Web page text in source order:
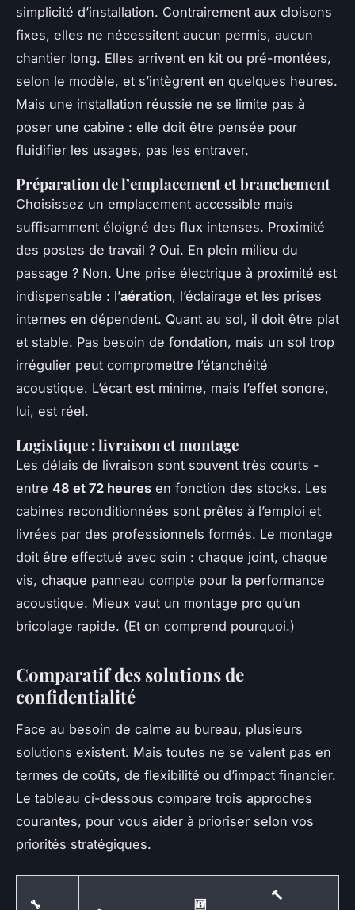
simplicité d’installation. Contrairement aux cloisons
fixes, elles ne nécessitent aucun permis, aucun
chantier long. Elles arrivent en kit ou pré-montées,
selon le modèle, et s’intègrent en quelques heures.
Mais une installation réussie ne se limite pas à
poser une cabine : elle doit être pensée pour
fluidifier les usages, pas les entraver.
Préparation de l’emplacement et branchement
Choisissez un emplacement accessible mais
suffisamment éloigné des flux intenses. Proximité
des postes de travail ? Oui. En plein milieu du
passage ? Non. Une prise électrique à proximité est
indispensable : l’aération, l’éclairage et les prises
internes en dépendent. Quant au sol, il doit être plat
et stable. Pas besoin de fondation, mais un sol trop
irrégulier peut compromettre l’étanchéité
acoustique. L’écart est minime, mais l’effet sonore,
lui, est réel.
Logistique : livraison et montage
Les délais de livraison sont souvent très courts -
entre 48 et 72 heures en fonction des stocks. Les
cabines reconditionnées sont prêtes à l’emploi et
livrées par des professionnels formés. Le montage
doit être effectué avec soin : chaque joint, chaque
vis, chaque panneau compte pour la performance
acoustique. Mieux vaut un montage pro qu’un
bricolage rapide. (Et on comprend pourquoi.)
Comparatif des solutions de
confidentialité
Face au besoin de calme au bureau, plusieurs
solutions existent. Mais toutes ne se valent pas en
termes de coûts, de flexibilité ou d’impact financier.
Le tableau ci-dessous compare trois approches
courantes, pour vous aider à prioriser selon vos
priorités stratégiques.
🔧 🆕
🔨